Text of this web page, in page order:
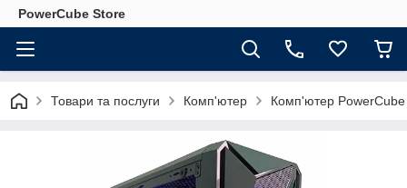
PowerCube Store
Товари та послуги Комп'ютер Комп'ютер